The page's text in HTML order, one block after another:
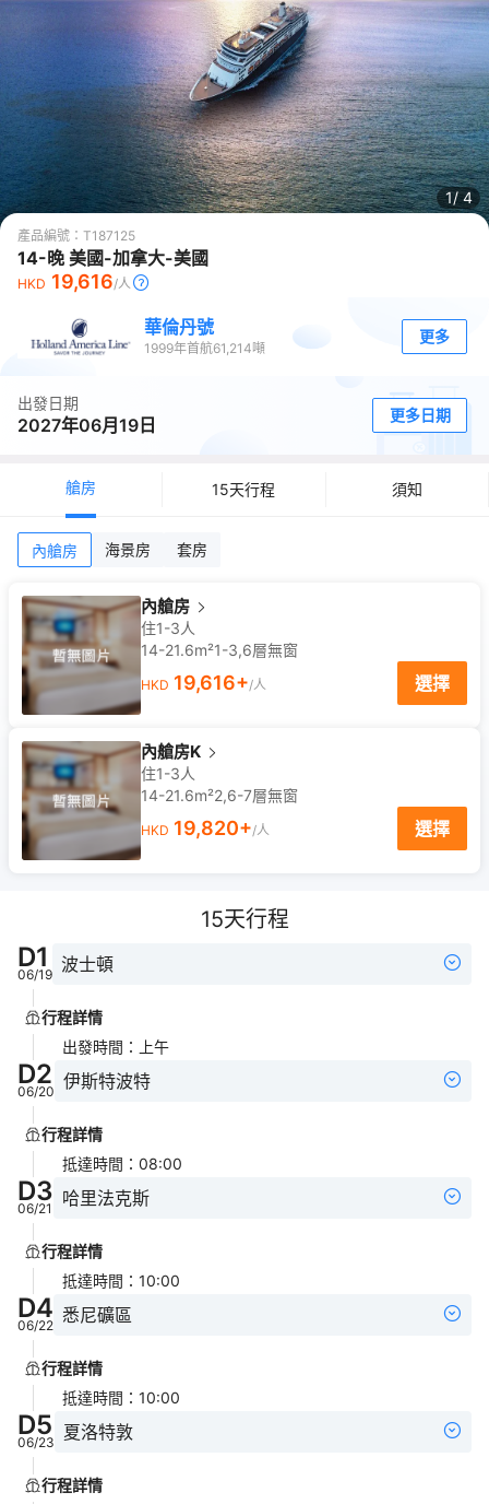
1/4
產品編號： T187125
14-晚 美國-加拿大-美國
HKD 19,616/人
華倫丹號
1999年首航61,214噸
更多
出發日期
2027年06月19日 更多日期
艙房 15天行程 須知
內艙房 海景房 套房
內艙房
住1-3人
14-21.6m²1-3,6層無窗
HKD 19,616+/人 選擇
內艙房K
住1-3人
14-21.6m²2,6-7層無窗
HKD 19,820+/人 選擇
15天行程
D1
06/19 波士頓
行程詳情
出發時間 ： 上午
D2
06/20 伊斯特波特
行程詳情
抵達時間 ： 08:00
D3
06/21 哈里法克斯
行程詳情
抵達時間 ： 10:00
D4
06/22 悉尼礦區
行程詳情
抵達時間 ： 10:00
D5
06/23 夏洛特敦
行程詳情